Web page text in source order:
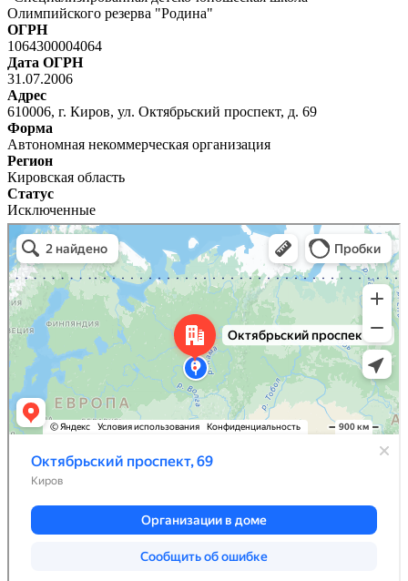
Олимпийского резерва "Родина"
ОГРН
1064300004064
Дата ОГРН
31.07.2006
Адрес
610006, г. Киров, ул. Октябрьский проспект, д. 69
Форма
Автономная некоммерческая организация
Регион
Кировская область
Статус
Исключенные